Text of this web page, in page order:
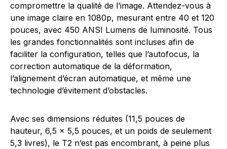
compromettre la qualité de l’image. Attendez-vous à
une image claire en 1080p, mesurant entre 40 et 120
pouces, avec 450 ANSI Lumens de luminosité. Tous
les grandes fonctionnalités sont incluses afin de
faciliter la configuration, telles que l’autofocus, la
correction automatique de la déformation,
l’alignement d’écran automatique, et même une
technologie d’évitement d’obstacles.
Avec ses dimensions réduites (11,5 pouces de
hauteur, 6,5 x 5,5 pouces, et un poids de seulement
5,3 livres), le T2 n’est pas encombrant, à peine plus